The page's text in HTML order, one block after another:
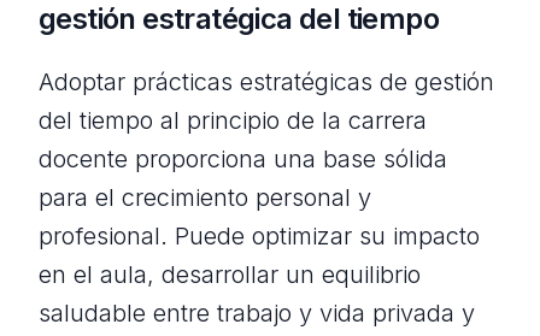
gestión estratégica del tiempo
Adoptar prácticas estratégicas de gestión
del tiempo al principio de la carrera
docente proporciona una base sólida
para el crecimiento personal y
profesional. Puede optimizar su impacto
en el aula, desarrollar un equilibrio
saludable entre trabajo y vida privada y